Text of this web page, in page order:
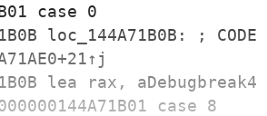
case 0
loc_ 144A71B0B: ;
CODE
lea rax,
aDebugbreak4
case 8